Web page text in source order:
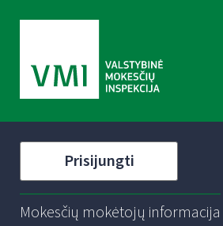
Prisijungti
Mokesčių mokėtojų informacija